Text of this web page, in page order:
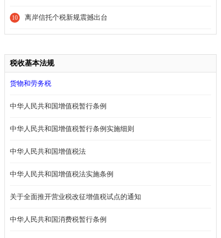
10 离岸信托个税新规震撼出台
税收基本法规
货物和劳务税
中华人民共和国增值税暂行条例
中华人民共和国增值税暂行条例实施细则
中华人民共和国增值税法
中华人民共和国增值税法实施条例
关于全面推开营业税改征增值税试点的通知
中华人民共和国消费税暂行条例